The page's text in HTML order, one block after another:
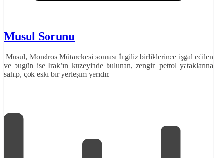
Musul Sorunu
Musul, Mondros Mütarekesi sonrası İngiliz birliklerince işgal edilen
ve bugün ise Irak’ın kuzeyinde bulunan, zengin petrol yataklarına
sahip, çok eski bir yerleşim yeridir.